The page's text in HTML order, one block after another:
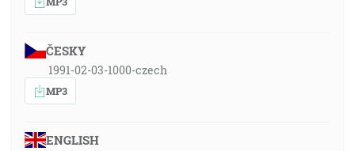
ČESKY
1991-02-03-1000-czech
MP3
ENGLISH